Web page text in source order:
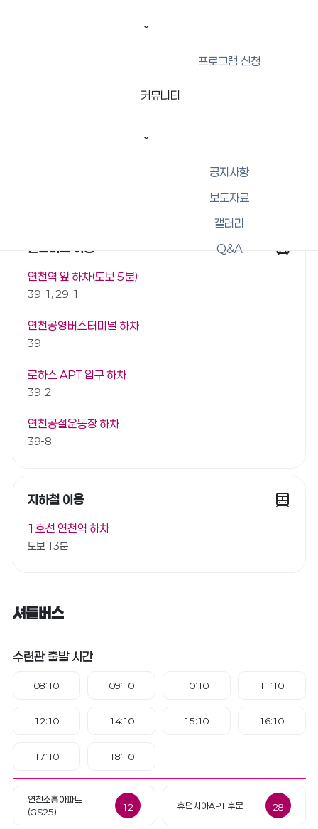
프로그램 신청
커뮤니티
공지사항
보도자료
갤러리
Q&A
일반버스 이용
연천역 앞 하차(도보 5분)
39-1, 29-1
연천공영버스터미널 하차
39
로하스 APT 입구 하차
39-2
연천공설운동장 하차
39-8
지하철 이용
1호선 연천역 하차
도보 13분
셔틀버스
수련관 출발 시간
08:10 09:10 10:10 11:10
12:10 14:10 15:10 16:10
17:10 18:10
연천조흥아파트
(GS25)
12 휴먼시아APT 후문 28